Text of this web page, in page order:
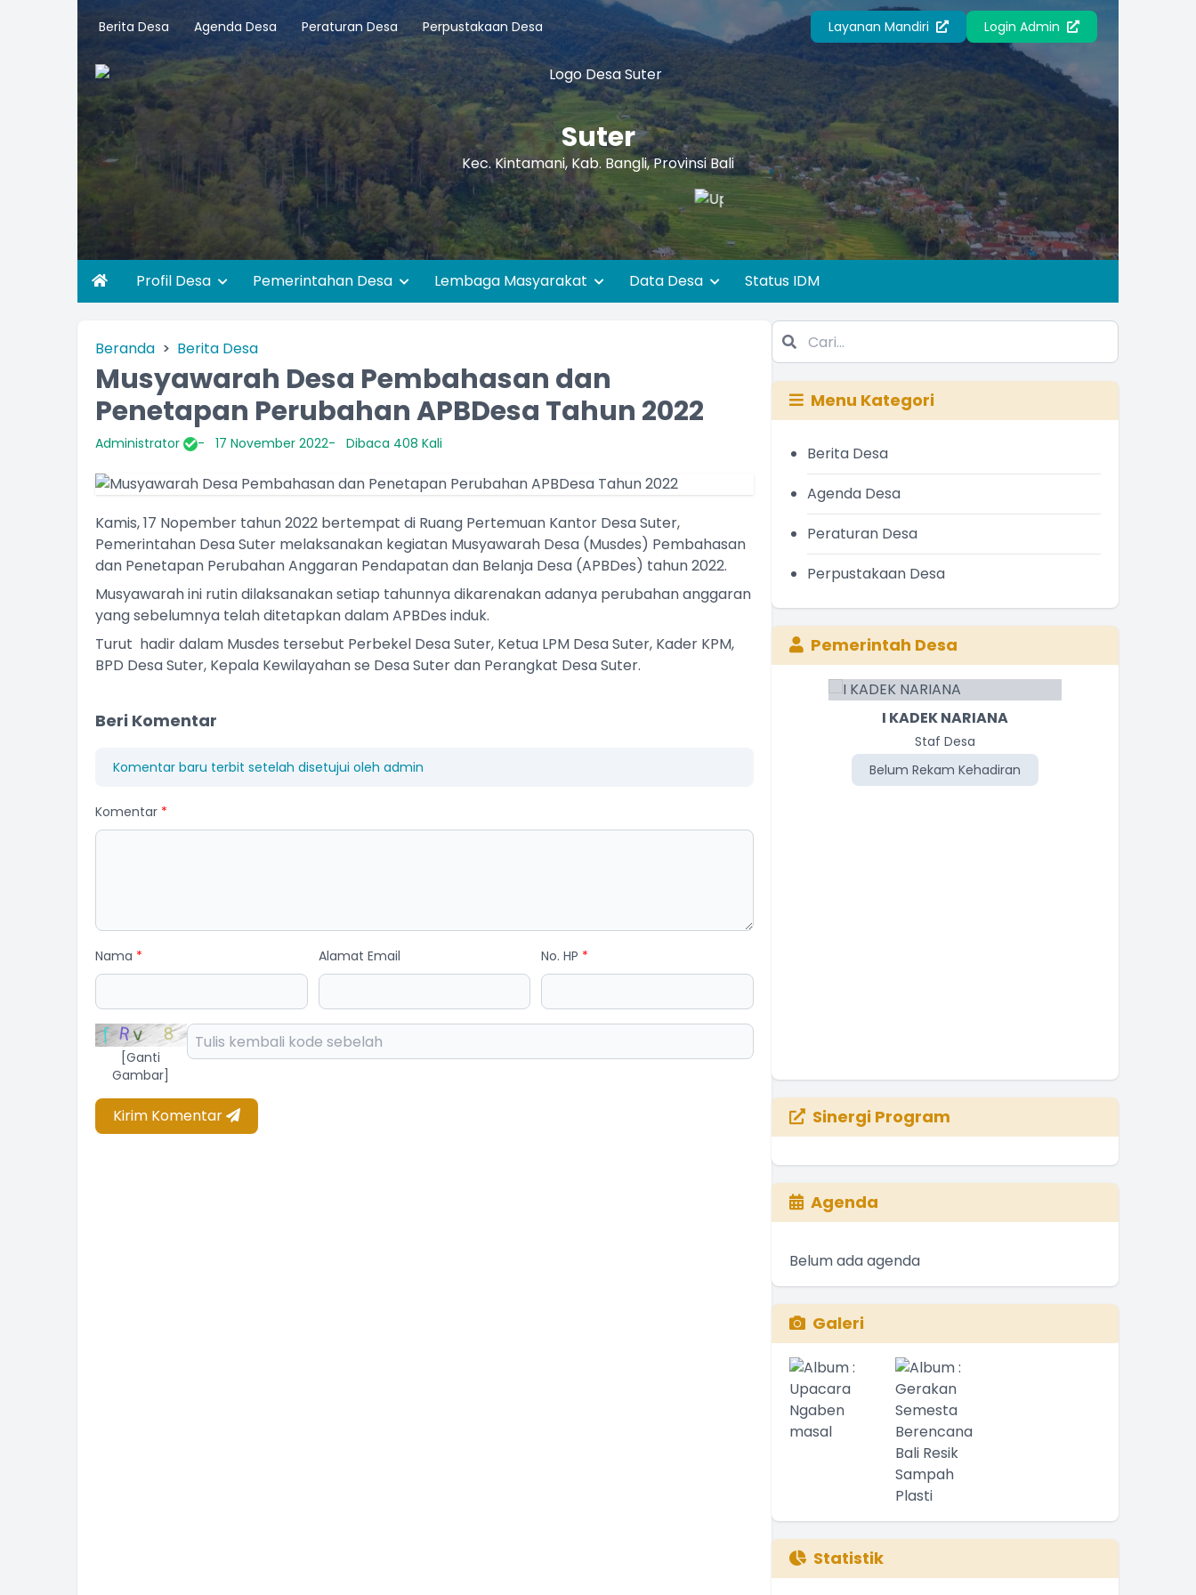
Berita Desa Agenda Desa Peraturan Desa Perpustakaan Desa Layanan Mandiri Login Admin
Suter
Kec. Kintamani, Kab. Bangli, Provinsi Bali
Profil Desa Pemerintahan Desa Lembaga Masyarakat Data Desa Status IDM
Beranda Berita Desa
Musyawarah Desa Pembahasan dan
Penetapan Perubahan APBDesa Tahun 2022
Administrator 17 November 2022 Dibaca 408 Kali
Kamis, 17 Nopember tahun 2022 bertempat di Ruang Pertemuan Kantor Desa Suter,
Pemerintahan Desa Suter melaksanakan kegiatan Musyawarah Desa (Musdes) Pembahasan
dan Penetapan Perubahan Anggaran Pendapatan dan Belanja Desa (APBDes) tahun 2022.
Musyawarah ini rutin dilaksanakan setiap tahunnya dikarenakan adanya perubahan anggaran
yang sebelumnya telah ditetapkan dalam APBDes induk.
Turut hadir dalam Musdes tersebut Perbekel Desa Suter, Ketua LPM Desa Suter, Kader KPM,
BPD Desa Suter, Kepala Kewilayahan se Desa Suter dan Perangkat Desa Suter.
Beri Komentar
Komentar baru terbit setelah disetujui oleh admin
Komentar *
Nama * Alamat Email No. HP *
[Ganti
Gambar]
Kirim Komentar
Menu Kategori
Berita Desa
Agenda Desa
Peraturan Desa
Perpustakaan Desa
Pemerintah Desa
Belum Rekam Kehadiran
I KADEK NARIANA
Staf Desa
Belum Rekam Kehadiran
Sinergi Program
Agenda
Belum ada agenda
Galeri
Statistik